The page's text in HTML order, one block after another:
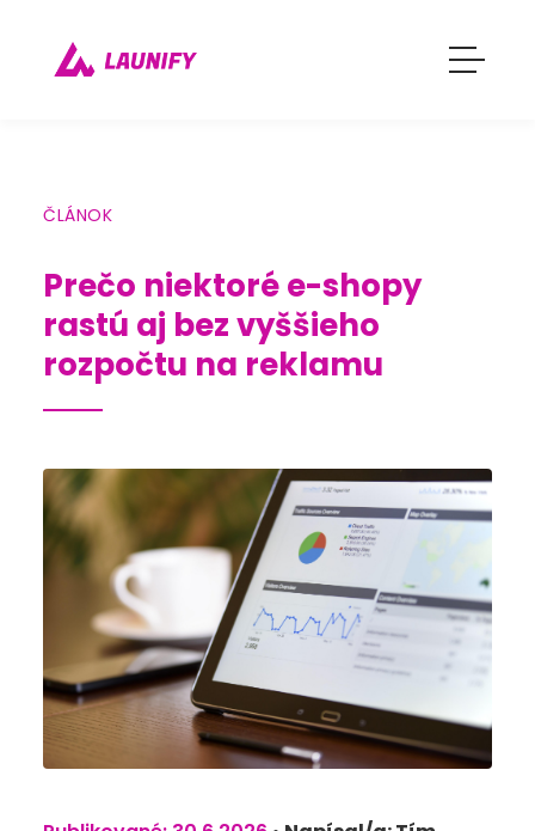
ČLÁNOK
Prečo niektoré e-shopy
rastú aj bez vyššieho
rozpočtu na reklamu